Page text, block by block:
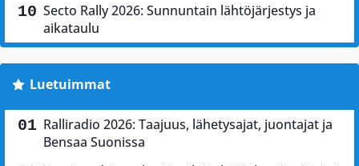
Secto Rally 2026: Sunnuntain lähtöjärjestys ja
aikataulu
Luetuimmat
Ralliradio 2026: Taajuus, lähetysajat, juontajat ja
Bensaa Suonissa